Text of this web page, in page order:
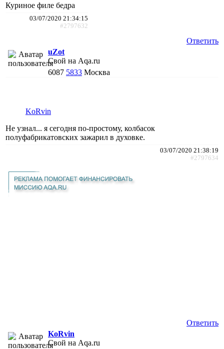
Куриное филе бедра
03/07/2020 21:34:15
#2797632
Ответить
uZot
Свой на Aqa.ru
6087 5833 Москва
KoRvin
Не узнал... я сегодня по-простому, колбасок
полуфабрикатовских зажарил в духовке.
03/07/2020 21:38:19
#2797634
Ответить
KoRvin
Свой на Aqa.ru